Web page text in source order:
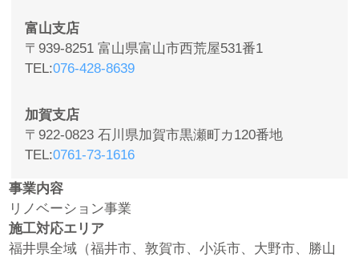
富山支店
〒939-8251 富山県富山市西荒屋531番1
TEL 076-428-8639
加賀支店
〒922-0823 石川県加賀市黒瀬町カ120番地
TEL 0761-73-1616
事業内容
リノベーション事業
施工対応エリア
福井県全域（福井市、敦賀市、小浜市、大野市、勝山